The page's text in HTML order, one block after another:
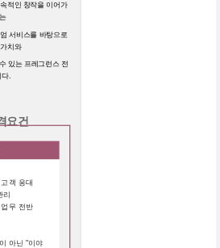
적인 창작을 이어가
서비스를 바탕으로
치와
있는 프레그런스 전
.
요건
객 응대
리
무 전반
아닌 "이야